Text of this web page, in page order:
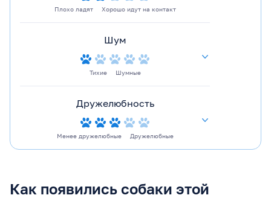
Плохо ладят Хорошо идут на контакт
Шум
Тихие Шумные
Дружелюбность
Менее дружелюбные Дружелюбные
Как появились собаки этой